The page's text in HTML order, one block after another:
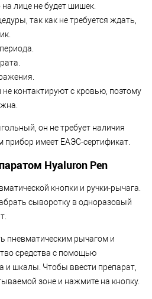
на лице не будет шишек.
так как не требуется ждать,
контактируют с кровью, поэтому
он не требует наличия
прибор имеет ЕАЭС-сертификат.
Hyaluron Pen
кнопки и ручки-рычага.
сыворотку в одноразовый
пневматическим рычагом и
средства с помощью
и шкалы. Чтобы ввести препарат,
зоне и нажмите на кнопку.